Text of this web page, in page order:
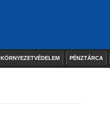
KÖRNYEZETVÉDELEM PÉNZTÁRCA